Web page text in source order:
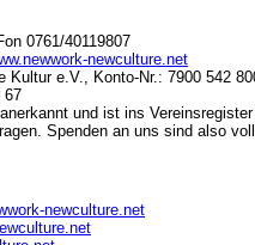
0761/40119807
newculture.net
Kultur e.V., Konto-Nr.: 7900 542
67
und ist ins
Spenden an uns sind also
newculture.net